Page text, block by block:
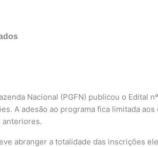
Nacional (PGFN) publicou o Edital
A adesão ao programa fica limitada
anteriores.
abranger a totalidade das inscrições